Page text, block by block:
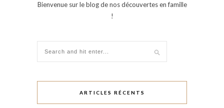
Bienvenue sur le blog de nos découvertes en famille
!
ARTICLES RÉCENTS